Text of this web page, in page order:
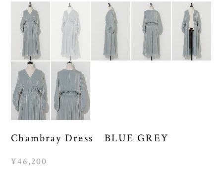
Chambray Dress BLUE GREY
¥46,200